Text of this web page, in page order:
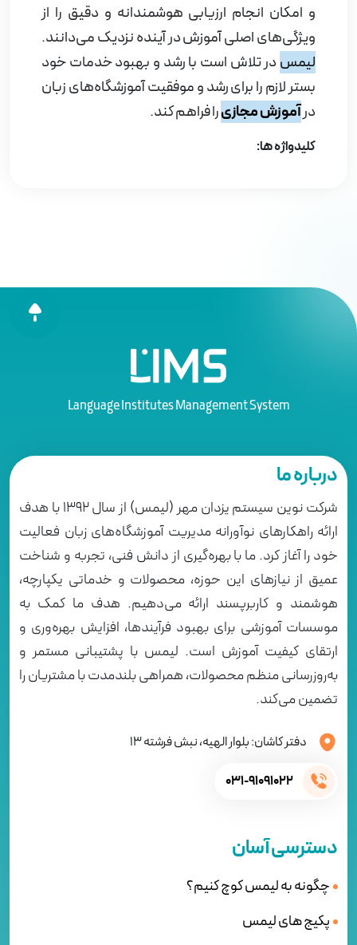
و امکان انجام ارزیابی هوشمندانه و دقیق را از
ویژگی‌های اصلی آموزش در آینده نزدیک می‌دانند.
لیمس در تلاش است با رشد و بهبود خدمات خود
بستر لازم را برای رشد و موفقیت آموزشگاه‌های زبان
درآموزش مجازیرا فراهم کند.
کلیدواژه ها:
Language Institutes Management System
درباره ما
شرکت نوین سیستم یزدان مهر (لیمس) از سال 1392 با هدف
ارائه راهکارهای نوآورانه مدیریت آموزشگاه‌های زبان فعالیت
خود را آغاز کرد. ما با بهره‌گیری از دانش فنی، تجربه و شناخت
عمیق از نیازهای این حوزه، محصولات و خدماتی یکپارچه،
هوشمند و کاربرپسند ارائه می‌دهیم. هدف ما کمک به
موسسات آموزشی برای بهبود فرآیندها، افزایش بهره‌وری و
ارتقای کیفیت آموزش است. لیمس با پشتیبانی مستمر و
به‌روزرسانی منظم محصولات، همراهی بلندمدت با مشتریان را
تضمین می‌کند.
دفتر کاشان: بلوار الهیه، نبش فرشته 13
031-91091022
دسترسی آسان
چگونه به لیمس کوچ کنیم؟
پکیج های لیمس